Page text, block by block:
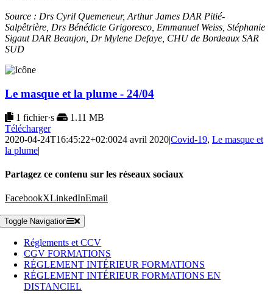
Source : Drs Cyril Quemeneur, Arthur James DAR Pitié-
Salpêtrière, Drs Bénédicte Grigoresco, Emmanuel Weiss, Stéphanie
Sigaut DAR Beaujon, Dr Mylene Defaye, CHU de Bordeaux SAR
SUD
Le masque et la plume - 24/04
1 fichier·s
1.11 MB
Télécharger
2020-04-24T16:45:22+02:0024 avril 2020|Covid-19, Le masque et
la plume|
Partagez ce contenu sur les réseaux sociaux
FacebookXLinkedInEmail
Toggle Navigation
Réglements et CCV
CGV FORMATIONS
RÉGLEMENT INTÉRIEUR FORMATIONS
RÉGLEMENT INTÉRIEUR FORMATIONS EN
DISTANCIEL